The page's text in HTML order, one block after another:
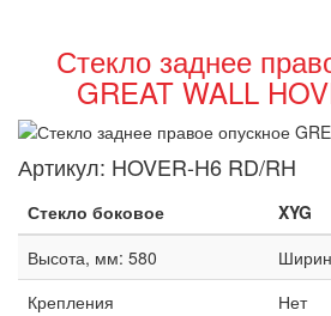
Стекло заднее
GREAT WALL
Артикул: HOVER-H6 RD/RH
Стекло боковое
XYG
Высота, мм: 580
Крепления
Нет